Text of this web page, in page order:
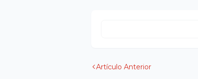
Artículo Anterior